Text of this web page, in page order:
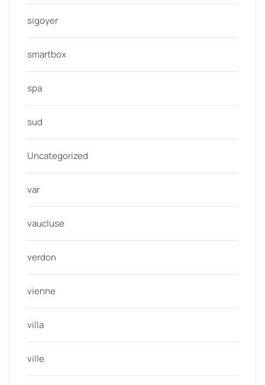
sigoyer
smartbox
spa
sud
Uncategorized
var
vaucluse
verdon
vienne
villa
ville